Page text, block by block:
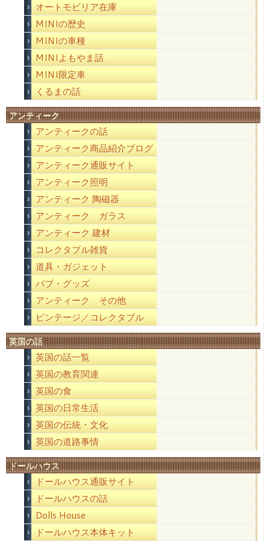
オートモビリア在庫
MINIの歴史
MINIの車種
MINIよもやま話
MINI限定車
くるまの話
アンティーク
アンティークの話
アンティーク商品紹介ブログ
アンティーク通販サイト
アンティーク照明
アンティーク 陶磁器
アンティーク ガラス
アンティーク 建材
コレクタブル雑貨
道具・ガジェット
パブ・グッズ
アンティーク その他
ビンテージ／コレクタブル
英国の話
英国の話一覧
英国の教育関連
英国の食
英国の日常生活
英国の伝統・文化
英国の道路事情
ドールハウス
ドールハウス通販サイト
ドールハウスの話
Dolls House
ドールハウス本体キット